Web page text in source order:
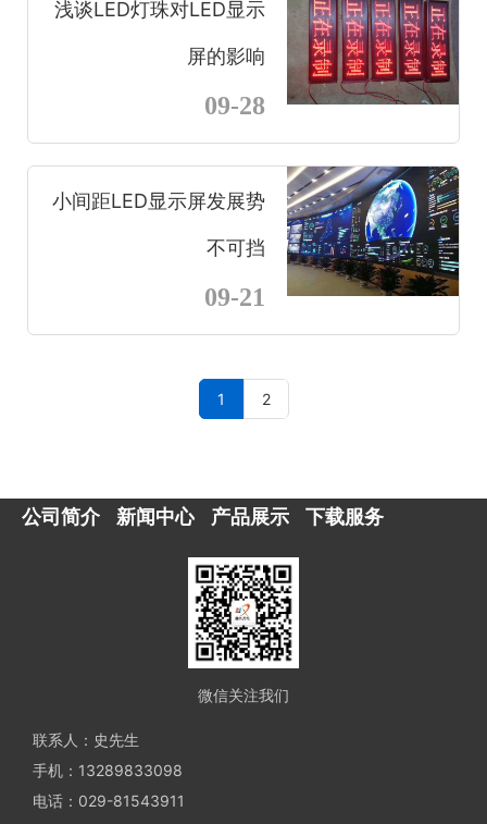
浅谈LED灯珠对LED显示
屏的影响
09-28
小间距LED显示屏发展势
不可挡
09-21
1 2
公司简介 新闻中心 产品展示 下载服务
微信关注我们
联系人：史先生
手机：13289833098
电话：029-81543911